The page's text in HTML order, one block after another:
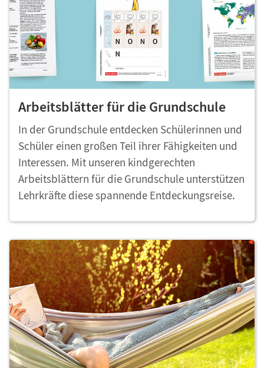
Arbeitsblätter für die Grundschule
In der Grundschule entdecken Schülerinnen und
Schüler einen großen Teil ihrer Fähigkeiten und
Interessen. Mit unseren kindgerechten
Arbeitsblättern für die Grundschule unterstützen
Lehrkräfte diese spannende Entdeckungsreise.